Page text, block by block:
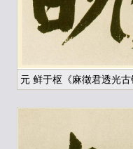
元 鲜于枢《麻徵君透光